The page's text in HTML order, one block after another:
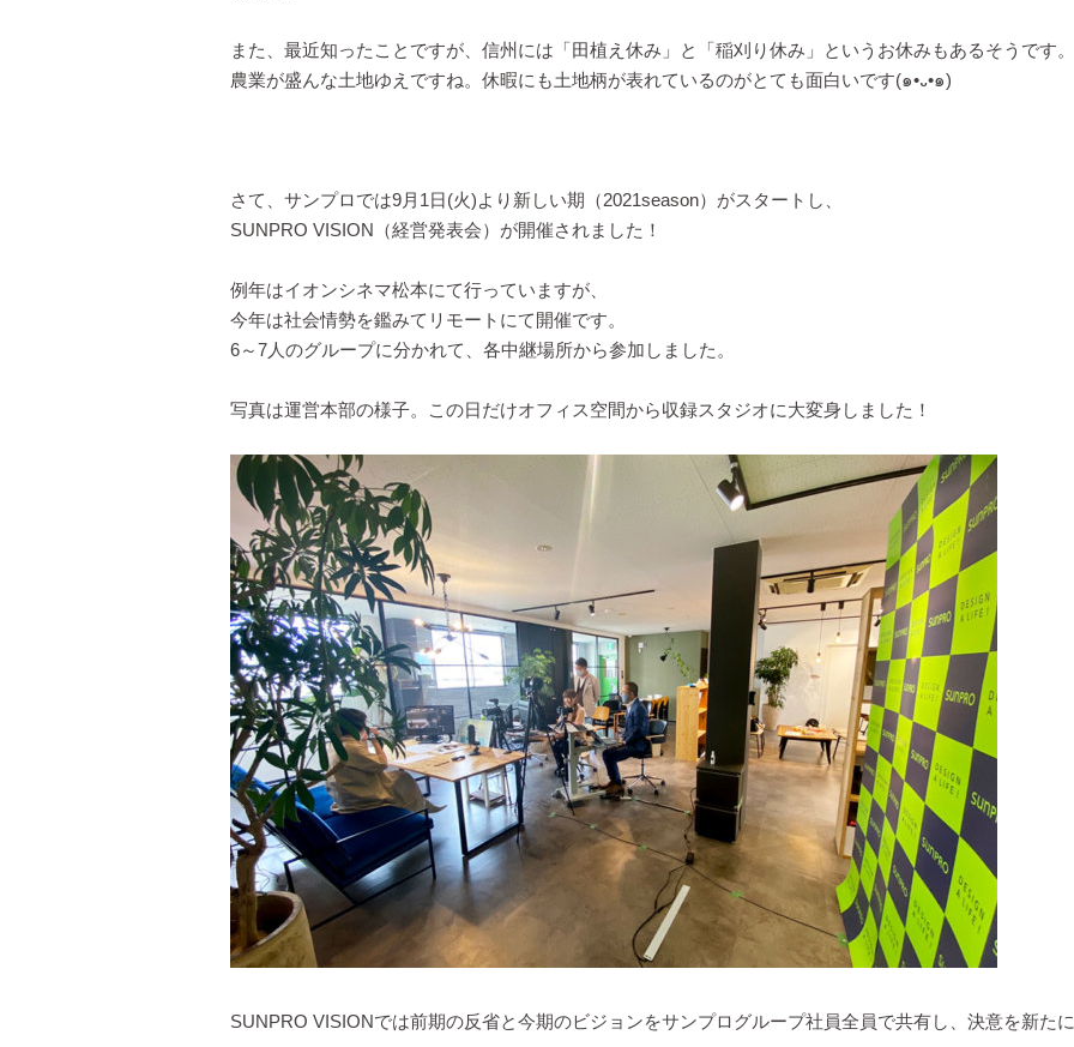
また、最近知ったことですが、信州には「田植え休み」と「稲刈り休み」というお休みもあるそうです。
農業が盛んな土地ゆえですね。休暇にも土地柄が表れているのがとても面白いです(๑•᎑•๑)
さて、サンプロでは9月1日(火)より新しい期（2021season）がスタートし、
SUNPRO VISION（経営発表会）が開催されました！
例年はイオンシネマ松本にて行っていますが、
今年は社会情勢を鑑みてリモートにて開催です。
6～7人のグループに分かれて、各中継場所から参加しました。
写真は運営本部の様子。この日だけオフィス空間から収録スタジオに大変身しました！
SUNPRO VISIONでは前期の反省と今期のビジョンをサンプログループ社員全員で共有し、決意を新たに